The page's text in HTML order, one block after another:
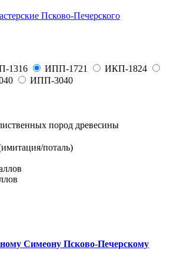
Псково-Печерского
1316 ИПП-1721
ИКП-1824
ИПП-3040
пород древесины
поталь)
Симеону Псково-Печерскому